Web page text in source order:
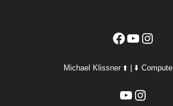
Facebook
YouTubeInstagram
Michael Klissner ⬆️ | ⬇️
YouTubeInstagram